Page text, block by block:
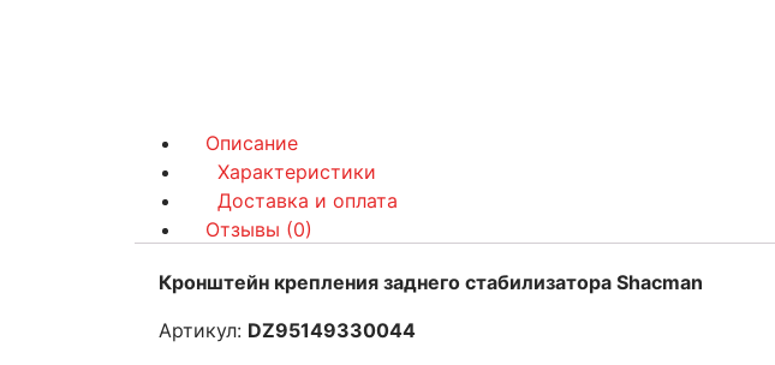
Описание
Характеристики
Доставка и оплата
Отзывы (0)
Кронштейн крепления заднего стабилизатора Shacman
Артикул: DZ95149330044